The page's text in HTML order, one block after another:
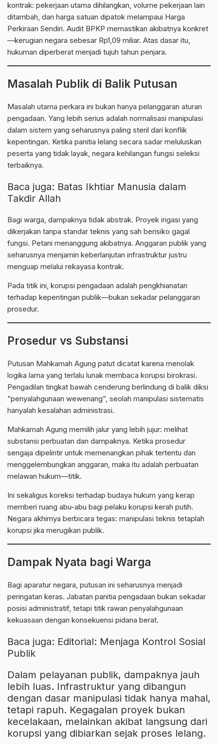
kontrak: pekerjaan utama dihilangkan, volume pekerjaan lain
ditambah, dan harga satuan dipatok melampaui Harga
Perkiraan Sendiri. Audit BPKP memastikan akibatnya konkret
—kerugian negara sebesar Rp1,09 miliar. Atas dasar itu,
hukuman diperberat menjadi tujuh tahun penjara.
Masalah Publik di Balik Putusan
Masalah utama perkara ini bukan hanya pelanggaran aturan
pengadaan. Yang lebih serius adalah normalisasi manipulasi
dalam sistem yang seharusnya paling steril dari konflik
kepentingan. Ketika panitia lelang secara sadar meluluskan
peserta yang tidak layak, negara kehilangan fungsi seleksi
terbaiknya.
Baca juga: Batas Ikhtiar Manusia dalam
Takdir Allah
Bagi warga, dampaknya tidak abstrak. Proyek irigasi yang
dikerjakan tanpa standar teknis yang sah berisiko gagal
fungsi. Petani menanggung akibatnya. Anggaran publik yang
seharusnya menjamin keberlanjutan infrastruktur justru
menguap melalui rekayasa kontrak.
Pada titik ini, korupsi pengadaan adalah pengkhianatan
terhadap kepentingan publik—bukan sekadar pelanggaran
prosedur.
Prosedur vs Substansi
Putusan Mahkamah Agung patut dicatat karena menolak
logika lama yang terlalu lunak membaca korupsi birokrasi.
Pengadilan tingkat bawah cenderung berlindung di balik diksi
“penyalahgunaan wewenang”, seolah manipulasi sistematis
hanyalah kesalahan administrasi.
Mahkamah Agung memilih jalur yang lebih jujur: melihat
substansi perbuatan dan dampaknya. Ketika prosedur
sengaja dipelintir untuk memenangkan pihak tertentu dan
menggelembungkan anggaran, maka itu adalah perbuatan
melawan hukum—titik.
Ini sekaligus koreksi terhadap budaya hukum yang kerap
memberi ruang abu-abu bagi pelaku korupsi kerah putih.
Negara akhirnya berbicara tegas: manipulasi teknis tetaplah
korupsi jika merugikan publik.
Dampak Nyata bagi Warga
Bagi aparatur negara, putusan ini seharusnya menjadi
peringatan keras. Jabatan panitia pengadaan bukan sekadar
posisi administratif, tetapi titik rawan penyalahgunaan
kekuasaan dengan konsekuensi pidana berat.
Baca juga: Editorial: Menjaga Kontrol Sosial
Publik
Dalam pelayanan publik, dampaknya jauh
lebih luas. Infrastruktur yang dibangun
dengan dasar manipulasi tidak hanya mahal,
tetapi rapuh. Kegagalan proyek bukan
kecelakaan, melainkan akibat langsung dari
korupsi yang dibiarkan sejak proses lelang.